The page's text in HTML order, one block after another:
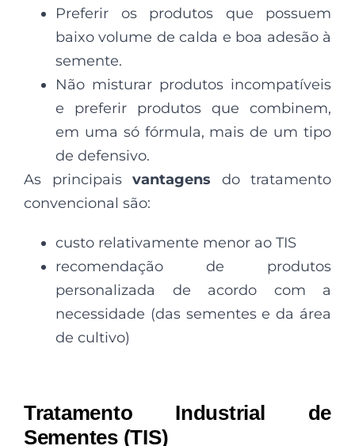
Preferir os produtos que possuem
baixo volume de calda e boa adesão à
semente.
Não misturar produtos incompatíveis
e preferir produtos que combinem,
em uma só fórmula, mais de um tipo
de defensivo.
As principais vantagens do tratamento
convencional são:
custo relativamente menor ao TIS
recomendação de produtos
personalizada de acordo com a
necessidade (das sementes e da área
de cultivo)
Tratamento Industrial de
Sementes (TIS)